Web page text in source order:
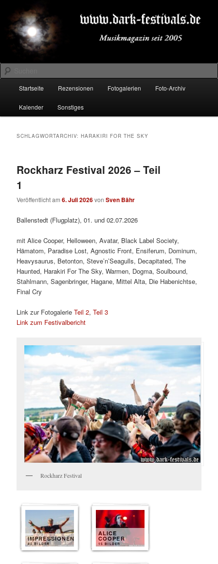
primären
Inhalt
springen
sekundären
Inhalt
springenDARK-FESTIVALS.DE
Suchen
Startseite Rezensionen Fotogalerien Foto-Archiv
Kalender Sonstiges
SCHLAGWORTARCHIV:HARAKIRI FOR THE SKY
Rockharz Festival 2026 – Teil
1
Veröffentlicht am6. Juli 2026vonSven Bähr
Ballenstedt (Flugplatz), 01. und 02.07.2026
mit Alice Cooper, Helloween, Avatar, Black Label Society,
Hämatom, Paradise Lost, Agnostic Front, Ensiferum, Dominum,
Heavysaurus, Betonton, Steve’n’Seagulls, Decapitated, The
Haunted, Harakiri For The Sky, Warmen, Dogma, Soulbound,
Stahlmann, Sagenbringer, Hagane, Mittel Alta, Die Habenichtse,
Final Cry
Link zur FotogalerieTeil 2,Teil 3
Link zum Festivalbericht
Rockharz Festival
IMPRESSIONEN
40 BILDER
ALICE
COOPER
15 BILDER